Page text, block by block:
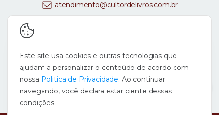
atendimento@cultordelivros.com.br
Este site usa cookies e outras tecnologias que
ajudam a personalizar o conteúdo de acordo com
nossa Politica de Privacidade. Ao continuar
navegando, você declara estar ciente dessas
condições.